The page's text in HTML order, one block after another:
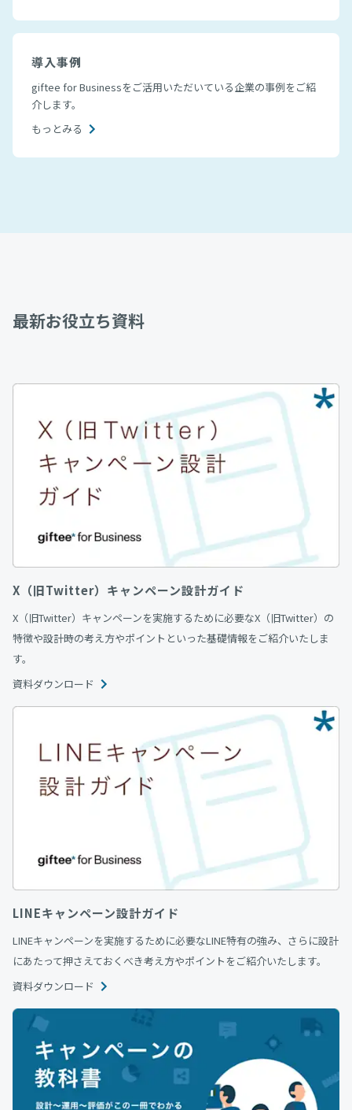
導入事例
giftee for Businessをご活用いただいている企業の事例をご紹
介します。
もっとみる
最新お役立ち資料
X（旧Twitter）キャンペーン設計ガイド
X（旧Twitter）キャンペーンを実施するために必要なX（旧Twitter）の
特徴や設計時の考え方やポイントといった基礎情報をご紹介いたしま
す。
資料ダウンロード
LINEキャンペーン設計ガイド
LINEキャンペーンを実施するために必要なLINE特有の強み、さらに設計
にあたって押さえておくべき考え方やポイントをご紹介いたします。
資料ダウンロード